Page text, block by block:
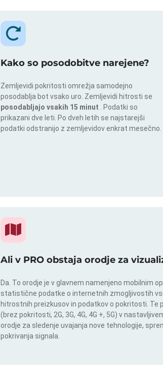
Kako so posodobitve narejene?
Zemljevidi pokritosti omrežja samodejno
posodablja bot vsako uro. Zemljevidi hitrosti se
posodabljajo vsakih 15 minut
. Podatki so
prikazani dve leti. Po dveh letih se najstarejši
podatki odstranijo z zemljevidov enkrat mesečno.
Ali v PRO obstaja orodje za
Da. To orodje je v glavnem namenjeno mobilnim
statistične podatke o internetnih zmogljivostih
hitrostnih preizkusov in podatkov o pokritosti. Te
(brez pokritosti, 2G, 3G, 4G, 4G +, 5G) v
orodje za sledenje uvajanja nove tehnologije,
pokrivanja signala.